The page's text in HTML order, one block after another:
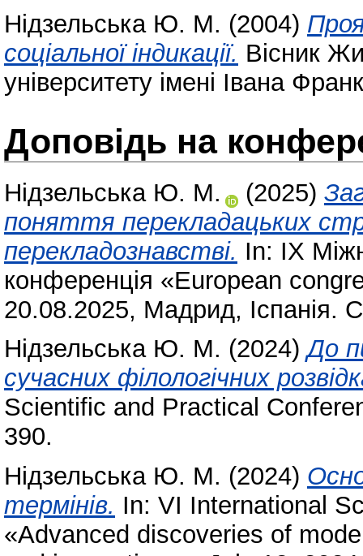
Нідзельська Ю. М. (2004)
соціальної індикації. Вісник
університету імені Івана
Доповідь на
Нідзельська Ю. М. (2025)
поняття перекладацьких
перекладознавстві. In: IX
конференція «European
20.08.2025, Мадрид, Іспанія.
Нідзельська Ю. М. (2024)До
сучасних філологічних
Scientific and Practical
390.
Нідзельська Ю. М. (2024)
термінів. In: VI International
«Advanced discoveries of